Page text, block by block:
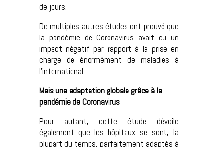
de jours.
De multiples autres études ont prouvé que
la pandémie de Coronavirus avait eu un
impact négatif par rapport à la prise en
charge de énormément de maladies à
l’international.
Mais une adaptation globale grâce à la
pandémie de Coronavirus
Pour autant, cette étude dévoile
également que les hôpitaux se sont, la
plupart du temps, parfaitement adaptés à